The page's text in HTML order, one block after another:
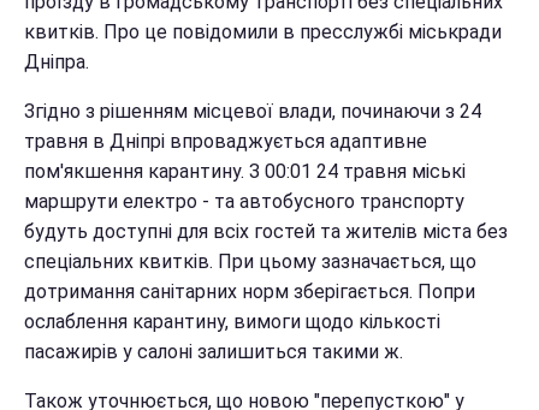
квитків. Про це повідомили в пресслужбі міськради
Дніпра.
Згідно з рішенням місцевої влади, починаючи з 24
травня в Дніпрі впроваджується адаптивне
пом'якшення карантину. З 00:01 24 травня міські
маршрути електро - та автобусного транспорту
будуть доступні для всіх гостей та жителів міста без
спеціальних квитків. При цьому зазначається, що
дотримання санітарних норм зберігається. Попри
ослаблення карантину, вимоги щодо кількості
пасажирів у салоні залишиться такими ж.
Також уточнюється, що новою "перепусткою" у